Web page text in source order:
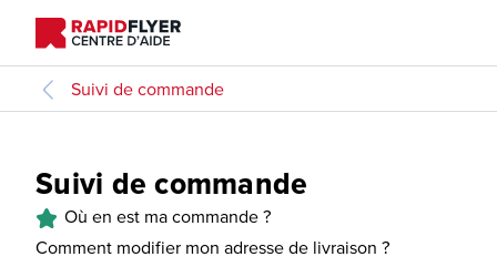
Suivi de commande
Suivi de commande
Où en est ma commande ?
Comment modifier mon adresse de livraison ?